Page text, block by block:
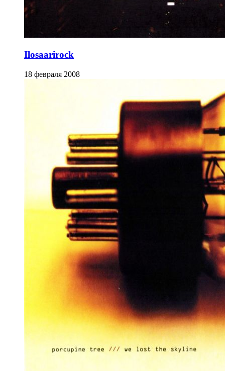
Ilosaarirock
18 февраля 2008